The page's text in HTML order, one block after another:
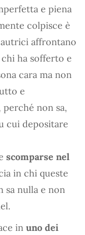
e piena
colpisce è
autrici affrontano
ha sofferto e
cara ma non
e
perché non sa,
cui depositare
scomparse nel
in chi queste
sa nulla e non
in uno dei